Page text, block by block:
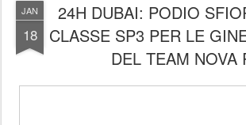
JAN
18
24H DUBAI: PODIO
CLASSE SP3 PER LE
DEL TEAM NOVA